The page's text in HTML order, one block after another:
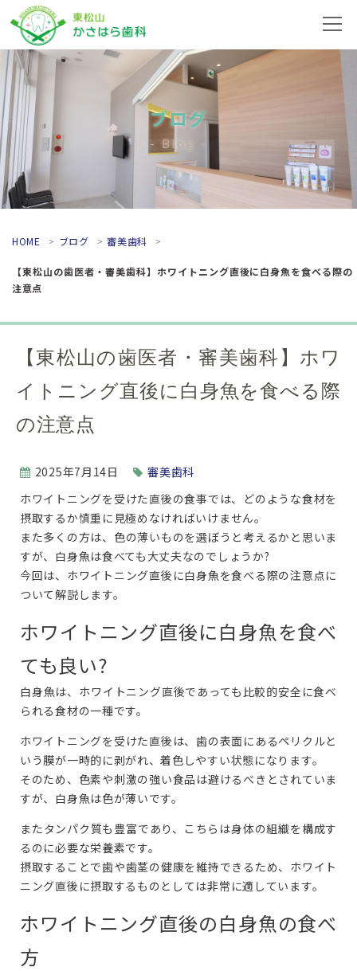
ブログ
Blog
HOME ブログ 審美歯科
【東松山の歯医者・審美歯科】ホワイトニング直後に白身魚を食べる際の
注意点
【東松山の歯医者・審美歯科】ホワ
イトニング直後に白身魚を食べる際
の注意点
2025年7月14日
審美歯科
ホワイトニングを受けた直後の食事では、どのような食材を
摂取するか慎重に見極めなければいけません。
また多くの方は、色の薄いものを選ぼうと考えるかと思いま
すが、白身魚は食べても大丈夫なのでしょうか?
今回は、ホワイトニング直後に白身魚を食べる際の注意点に
ついて解説します。
ホワイトニング直後に白身魚を食べ
ても良い?
白身魚は、ホワイトニング直後であっても比較的安全に食べ
られる食材の一種です。
ホワイトニングを受けた直後は、歯の表面にあるペリクルと
いう膜が一時的に剥がれ、着色しやすい状態になります。
そのため、色素や刺激の強い食品は避けるべきとされていま
すが、白身魚は色が薄いです。
またタンパク質も豊富であり、こちらは身体の組織を構成す
るのに必要な栄養素です。
摂取することで歯や歯茎の健康を維持できるため、ホワイト
ニング直後に摂取するものとしては非常に適しています。
ホワイトニング直後の白身魚の食べ
方